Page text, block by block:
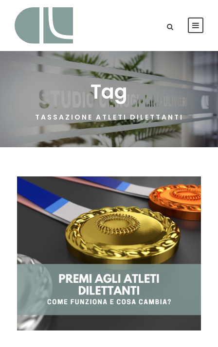
Tag
TASSAZIONE ATLETI DILETTANTI